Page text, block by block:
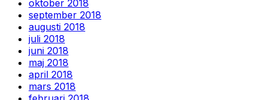
oktober 2018
september 2018
augusti 2018
juli 2018
juni 2018
maj 2018
april 2018
mars 2018